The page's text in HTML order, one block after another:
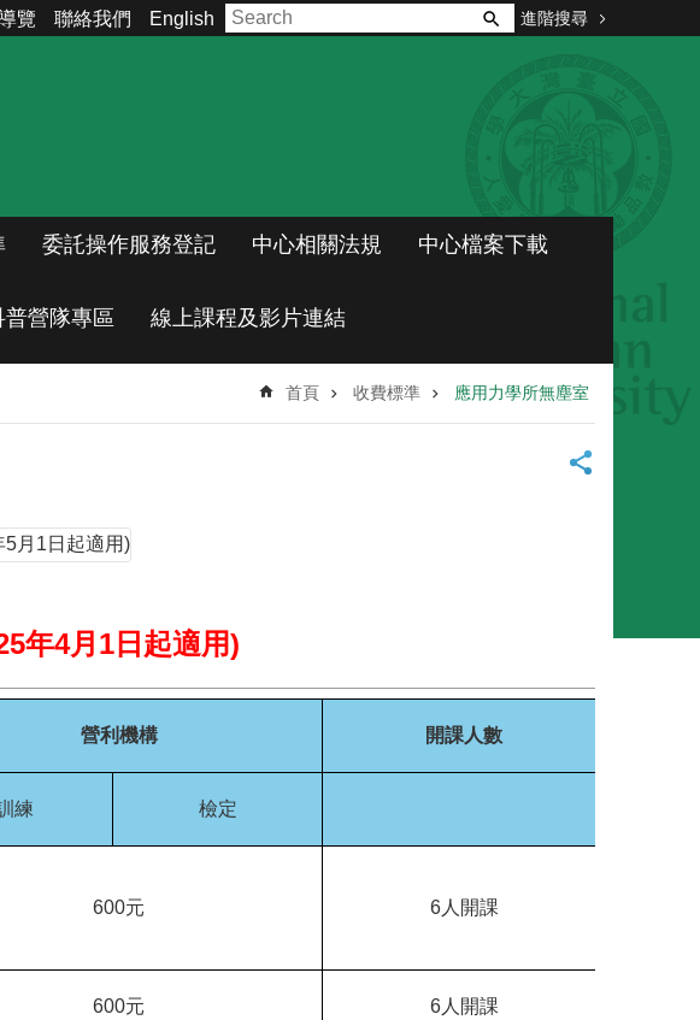
覽 聯絡我們 English 進階搜尋
委託操作服務登記 中心相關法規 中心檔案下載
普營隊專區 線上課程及影片連結
首頁 收費標準 應用力學所無塵室
5月1日起適用)
年4月 1 日起適用)
營利機構 開課人數
練 檢定
600元 6人開課
600元 6人開課